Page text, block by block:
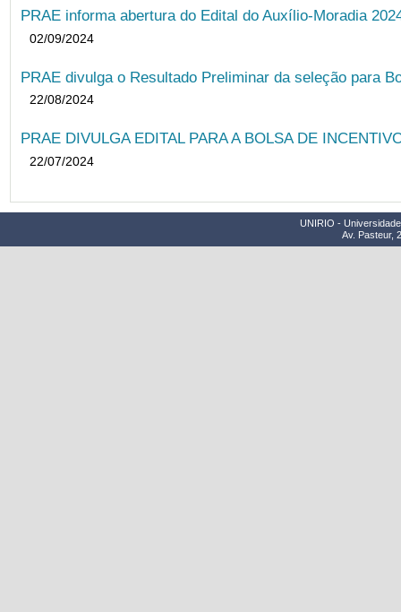
PRAE informa abertura do Edital do Auxílio-Moradia
02/09/2024
PRAE divulga o Resultado Preliminar da seleção para
22/08/2024
PRAE DIVULGA EDITAL PARA A BOLSA DE
22/07/2024
UNIRIO -
Av. Pasteur,